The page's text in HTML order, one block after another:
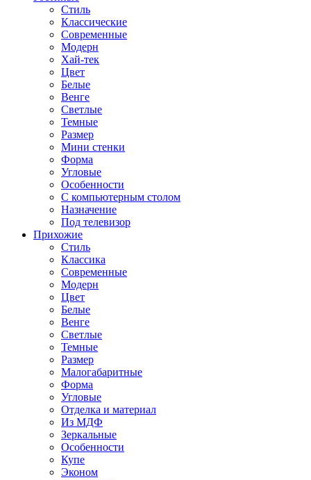
Стиль
Классические
Современные
Модерн
Хай-тек
Цвет
Белые
Венге
Светлые
Темные
Размер
Мини стенки
Форма
Угловые
Особенности
С компьютерным столом
Назначение
Под телевизор
Прихожие
Стиль
Классика
Современные
Модерн
Цвет
Белые
Венге
Светлые
Темные
Размер
Малогабаритные
Форма
Угловые
Отделка и материал
Из МДФ
Зеркальные
Особенности
Купе
Эконом